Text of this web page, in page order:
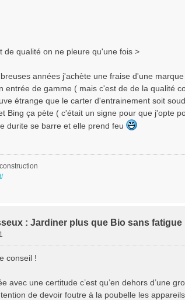
de qualité on ne pleure qu'une fois >
années j'achète une fraise d'une
entrée de gamme ( mais c'est de de la qualité
étrange que le carter d'entrainement soit
Bing ça pète ( c'était un signe pour que j'opte
durite se barre et elle prend feu
: Jardiner plus que Bio sans fatigue
conseil !
avec une certitude c’est qu’en dehors d’une
de devoir foutre à la poubelle les